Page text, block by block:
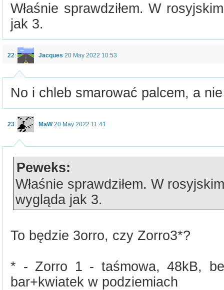
Właśnie sprawdziłem. W
jak 3.
22: Jacques 20 May 2022 10:53
No i chleb smarować palcem, a
23: MaW 20 May 2022 11:41
Peweks:
Właśnie sprawdziłem. W
wygląda jak 3.
To będzie 3orro, czy Zorro3*?
* - Zorro 1 - taśmowa, 48kB,
bar+kwiatek w podziemiach